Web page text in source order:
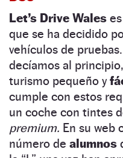
Let’s Drive Wales
que se ha decidido
vehículos de
decíamos al
turismo pequeño y
cumple con estos
un coche con tintes
premium. En su web
número de alumnos